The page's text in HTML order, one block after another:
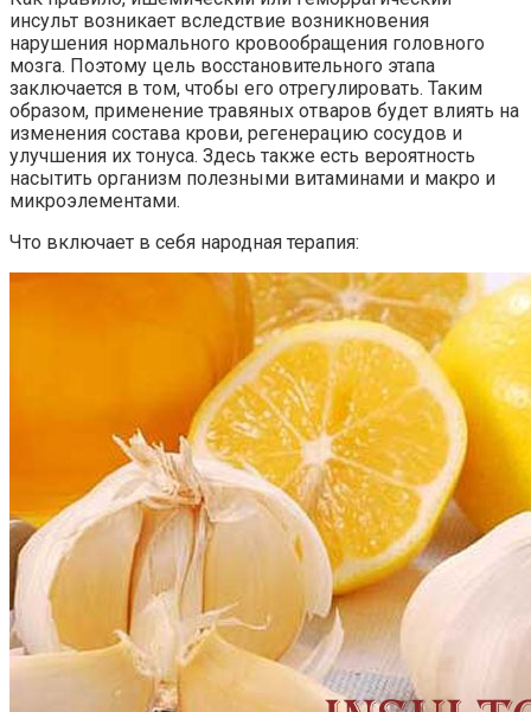
инсульт возникает вследствие возникновения
нарушения нормального кровообращения головного
мозга. Поэтому цель восстановительного этапа
заключается в том, чтобы его отрегулировать. Таким
образом, применение травяных отваров будет влиять на
изменения состава крови, регенерацию сосудов и
улучшения их тонуса. Здесь также есть вероятность
насытить организм полезными витаминами и макро и
микроэлементами.
Что включает в себя народная терапия: